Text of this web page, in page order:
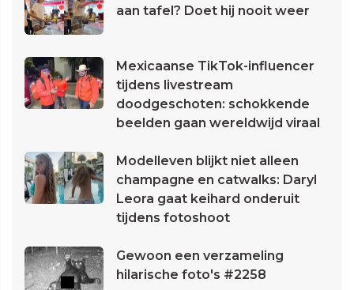
aan tafel? Doet hij nooit weer
Mexicaanse TikTok-influencer
tijdens livestream
doodgeschoten: schokkende
beelden gaan wereldwijd viraal
Modelleven blijkt niet alleen
champagne en catwalks: Daryl
Leora gaat keihard onderuit
tijdens fotoshoot
Gewoon een verzameling
hilarische foto's #2258